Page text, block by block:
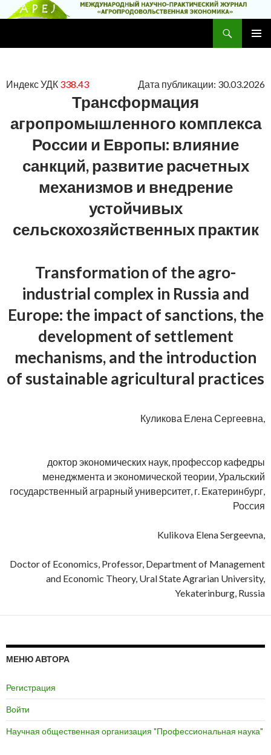
Индекс УДК 338.43 Дата публикации: 30.03.2026
Трансформация
агропромышленного комплекса
России и Европы: влияние
санкций, развитие расчетных
механизмов и внедрение
устойчивых
сельскохозяйственных практик
Transformation of the agro-
industrial complex in Russia and
Europe: the impact of sanctions, the
development of settlement
mechanisms, and the introduction
of sustainable agricultural practices
Куликова Елена Сергеевна,
доктор экономических наук, профессор кафедры
менеджмента и экономической теории, Уральский
государственный аграрный университет, г. Екатеринбург,
Россия
Kulikova Elena Sergeevna,
Doctor of Economics, Professor, Department of Management
and Economic Theory, Ural State Agrarian University,
Yekaterinburg, Russia
МЕНЮ АВТОРА
Регистрация
Войти
Научная общественная организация "Профессиональная наука"